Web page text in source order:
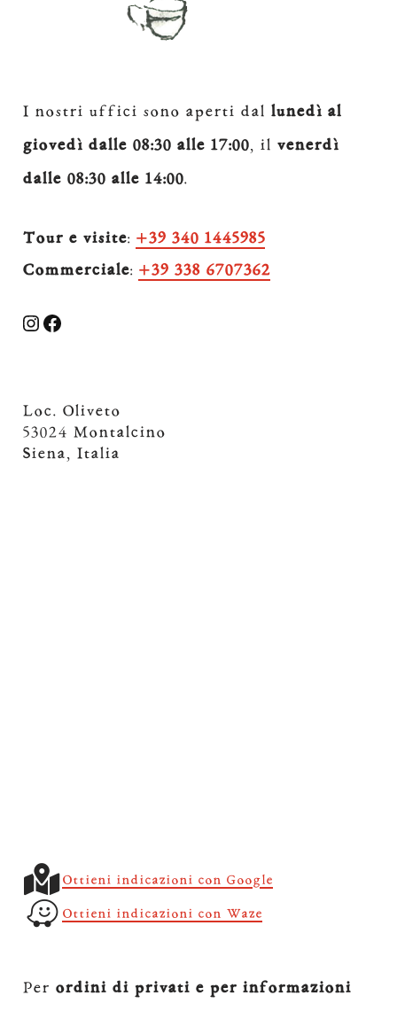
I nostri uffici sono aperti dal lunedì al
giovedì dalle 08:30 alle 17:00, il venerdì
dalle 08:30 alle 14:00.
Tour e visite: +39 340 1445985
Commerciale: +39 338 6707362
Loc. Oliveto
53024 Montalcino
Siena, Italia
Ottieni indicazioni con Google
Ottieni indicazioni con Waze
Per ordini di privati e per informazioni